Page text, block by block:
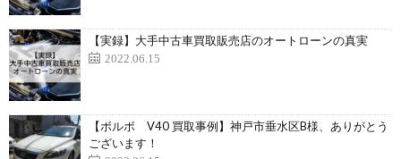
【実録】大手中古車買取販売店のオートローンの真実
2022.06.15
【ボルボ V40 買取事例】神戸市垂水区B様、ありがとう
ございます！